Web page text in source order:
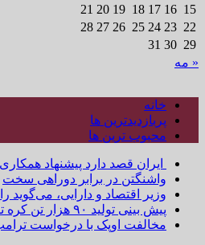
15
16
17
18
19
20
21
22
23
24
25
26
27
28
29
30
31
« مه
خانه
پربازدیدترین ها
محبوب ترین ها
ایران قصد دارد پیشنهاد
واشنگتن در برابر دوراهی سخت
وزیر اقتصاد و دارایی،
پیش بینی تولید ۹۰ هزار تن کره تا پایان سال
مخالفت اوپک با درخواست